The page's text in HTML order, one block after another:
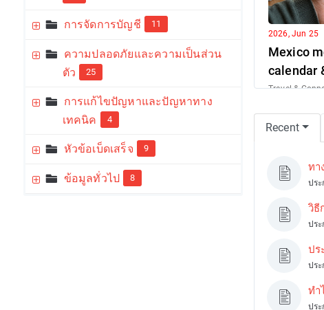
การจัดการบัญชี 11
ความปลอดภัยและความเป็นส่วน
ตัว
25
การแก้ไขปัญหาและปัญหาทาง
เทคนิค
4
หัวข้อเบ็ดเสร็จ 9
ข้อมูลทั่วไป 8
2026, Jun 25
Mexico
calendar
Travel &
important call,
2026, Jun 16
Recent
ทา
ปร
วิธี
ปร
ปร
ปร
ทำ
ปร